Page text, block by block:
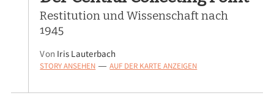
Restitution und Wissenschaft nach
1945
Von Iris Lauterbach
STORY ANSEHEN — AUF DER KARTE ANZEIGEN